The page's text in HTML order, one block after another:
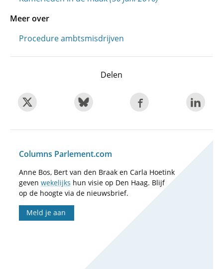
Meer over
Procedure ambtsmisdrijven
Delen
Columns Parlement.com
Anne Bos, Bert van den Braak en Carla Hoetink
geven wekelijks hun visie op Den Haag. Blijf
op de hoogte via de nieuwsbrief.
Meld je aan